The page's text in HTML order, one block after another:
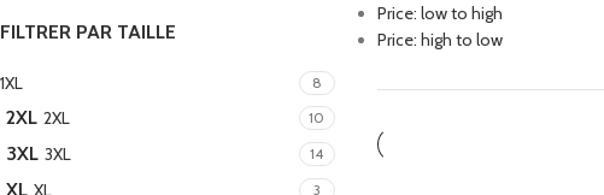
FILTRER PAR TAILLE
1XL 8
2XL 2XL 10
3XL 3XL 14
XL XL 3
Price: low to high
Price: high to low